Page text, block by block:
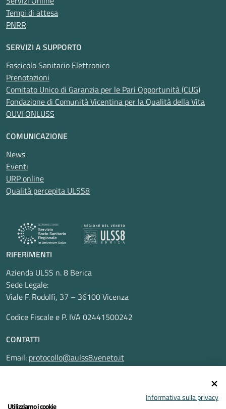
Tempi di attesa
PNRR
SERVIZI A SUPPORTO
Fascicolo Sanitario Elettronico
Prenotazioni
Comitato Unico di Garanzia per le Pari Opportunità (CUG)
Fondazione di Comunità Vicentina per la Qualità della Vita
OUVI ONLUSS
COMUNICAZIONE
News
Eventi
URP online
Qualità percepita ULSS8
RIFERIMENTI
Azienda ULSS n. 8 Berica
Sede Legale:
Viale F. Rodolfi, 37 – 36100 Vicenza
Codice Fiscale e P. IVA 02441500242
CONTATTI
Email: protocollo@aulss8.veneto.it
Pec:protocollo.aulss8@pecveneto.it
Informativa sulla privacy
Utilizziamo i cookie